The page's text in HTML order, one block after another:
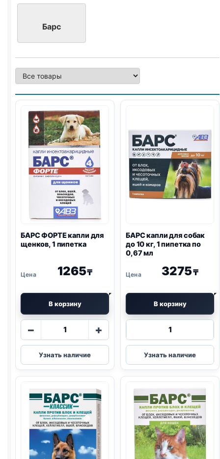
мл
Барс
БАРС ФОРТЕ капли для
щенков, 1 пипетка
1265₸
В корзину
−
Количество
БАРС
ФОРТЕ
капли
щенков,
1
пипетка
+
Узнать наличие
БАРС капли для собак
до 10 кг, 1 пипетка по
0,67 мл
3275₸
В корзину
Количество
БАРС
капли
для
до
10
кг,
1
пипетка
по
Узнать наличие